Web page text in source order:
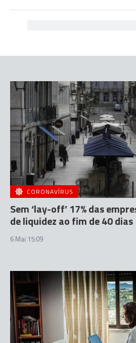
CORONAVÍRUS
Sem ‘lay-off’ 17% das
de liquidez ao fim de 40 dias
6 Mai 15:09